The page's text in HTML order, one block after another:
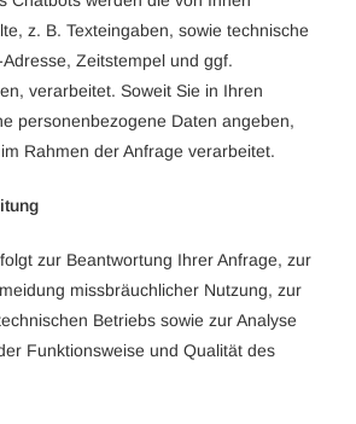
z. B. Texteingaben, sowie technische
Zeitstempel und ggf.
verarbeitet. Soweit Sie in Ihren
personenbezogene Daten angeben,
Rahmen der Anfrage verarbeitet.
zur Beantwortung Ihrer Anfrage, zur
missbräuchlicher Nutzung, zur
Betriebs sowie zur Analyse
Funktionsweise und Qualität des